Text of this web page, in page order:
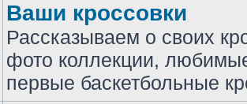
Ваши кроссовки
Рассказываем о своих
фото коллекции,
первые баскетбольные